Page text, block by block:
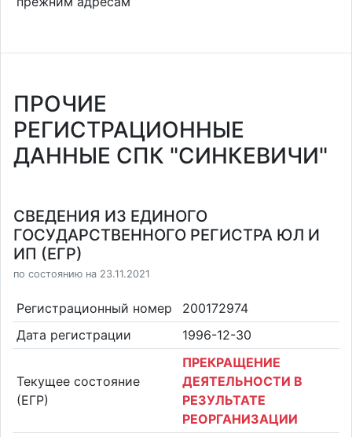
ПРОЧИЕ
РЕГИСТРАЦИОННЫЕ
ДАННЫЕ СПК "СИНКЕВИЧИ"
СВЕДЕНИЯ ИЗ ЕДИНОГО
ГОСУДАРСТВЕННОГО РЕГИСТРА ЮЛ И
ИП (ЕГР)
по состоянию на 23.11.2021
Регистрационный номер
200172974
Дата регистрации
1996-12-30
Текущее состояние
(ЕГР)
ПРЕКРАЩЕНИЕ
ДЕЯТЕЛЬНОСТИ В
РЕЗУЛЬТАТЕ
РЕОРГАНИЗАЦИИ